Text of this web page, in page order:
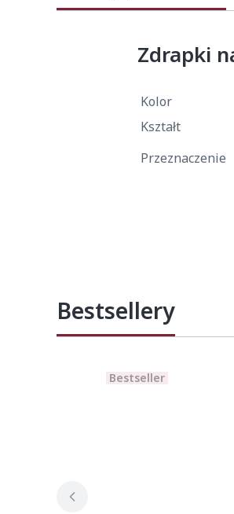
Zdrapki
Kolor
Kształt
Przeznaczenie
Bestsellery
Bestseller